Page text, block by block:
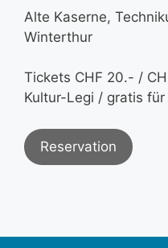
Alte Kaserne,
Winterthur
Tickets CHF 20.- /
Kultur-Legi / gratis
Reservation